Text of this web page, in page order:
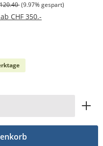
(9.97% gespart)
CHF 350.-
5 Sternen
gewünschten